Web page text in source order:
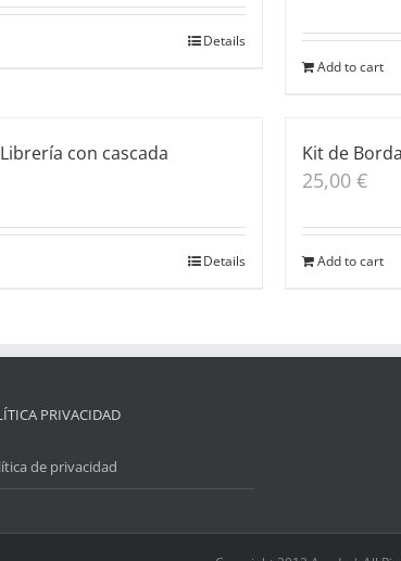
Details
Add to cart
con cascada
Details
Kit de
25,00 €
Add to cart
PRIVACIDAD
de privacidad